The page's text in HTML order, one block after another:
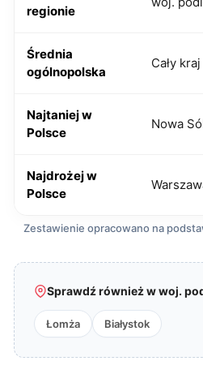
regionie
Średnia
ogólnopolska
Cały kraj
Najtaniej w
Polsce
Nowa
Najdrożej w
Polsce
Zestawienie opracowano na
Sprawdź również w woj.
Łomża Białystok